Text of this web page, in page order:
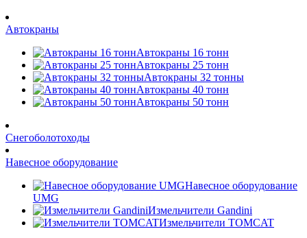
Автокраны
Автокраны 16 тонн
Автокраны 25 тонн
Автокраны 32 тонны
Автокраны 40 тонн
Автокраны 50 тонн
Снегоболотоходы
Навесное оборудование
Навесное оборудование
UMG
Измельчители Gandini
Измельчители TOMCAT